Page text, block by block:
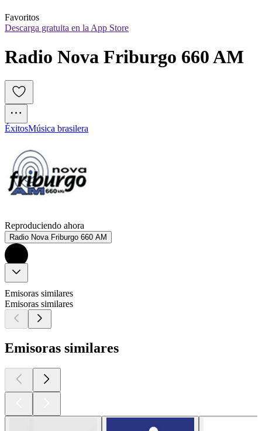
Favoritos
Descarga gratuita en la App Store
Radio Nova Friburgo 660 AM
ÉxitosMúsica brasilera
Reproduciendo ahora
Radio Nova Friburgo 660 AM
Emisoras similares
Emisoras similares
Emisoras similares